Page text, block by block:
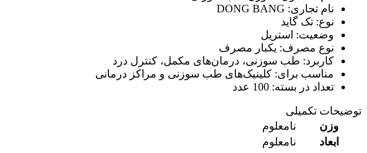
نام تجاری: DONG BANG
نوع: تک گاید
وضعیت: استریل
نوع مصرف: یکبار مصرف
کاربرد: طب سوزنی، درمان‌های مکمل، کنترل درد
مناسب برای: کلینیک‌های طب سوزنی و مراکز درمانی
تعداد در بسته: 100 عدد
توضیحات تکمیلی
وزن
نامعلوم
ابعاد
نامعلوم